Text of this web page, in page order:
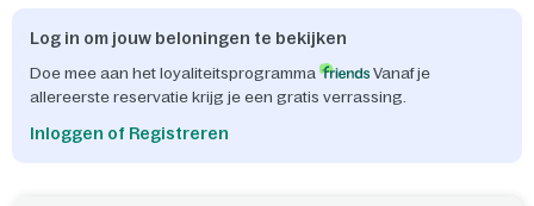
Log in om jouw beloningen te bekijken
Doe mee aan het loyaliteitsprogramma
Vanaf je
allereerste reservatie krijg je een gratis verrassing.
Inloggen of Registreren